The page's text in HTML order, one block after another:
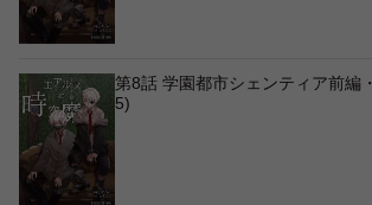
第8話 学園都市シェンティア前編
5)